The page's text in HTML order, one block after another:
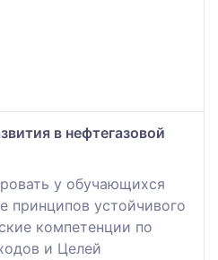
в нефтегазовой
у обучающихся
принципов устойчивого
компетенции по
и Целей